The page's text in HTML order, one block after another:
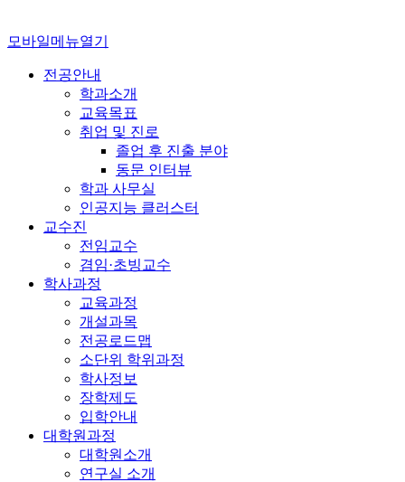
모바일메뉴열기
전공안내
학과소개
교육목표
취업 및 진로
졸업 후 진출 분야
동문 인터뷰
학과 사무실
인공지능 클러스터
교수진
전임교수
겸임·초빙교수
학사과정
교육과정
개설과목
전공로드맵
소단위 학위과정
학사정보
장학제도
입학안내
대학원과정
대학원소개
연구실 소개